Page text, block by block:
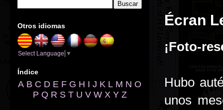
Écran
¡Foto-
Hubo
unos
Otros idiomas
Select Language ▼
Índice
A B C D E F G H I J K L M N O
P Q R S T U V W X Y Z